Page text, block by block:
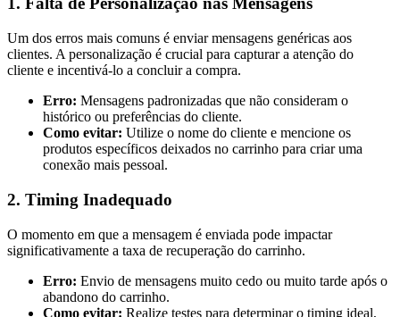
Um dos erros mais comuns é enviar mensagens genéricas aos
clientes. A personalização é crucial para capturar a atenção do
cliente e incentivá-lo a concluir a compra.
Erro: Mensagens padronizadas que não consideram o
histórico ou preferências do cliente.
Como evitar: Utilize o nome do cliente e mencione os
produtos específicos deixados no carrinho para criar uma
conexão mais pessoal.
2. Timing Inadequado
O momento em que a mensagem é enviada pode impactar
significativamente a taxa de recuperação do carrinho.
Erro: Envio de mensagens muito cedo ou muito tarde após o
abandono do carrinho.
Como evitar: Realize testes para determinar o timing ideal,